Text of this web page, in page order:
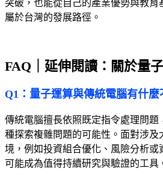
突破，也能從自己的產業優勢與教育
屬於台灣的發展路徑。
FAQ｜延伸閱讀：關於量
Q1：量子運算與傳統電腦有什麼
傳統電腦擅長依照既定指令處理問題
種探索複雜問題的可能性。面對涉及
境，例如投資組合優化、風險分析或
可能成為值得持續研究與驗證的工具